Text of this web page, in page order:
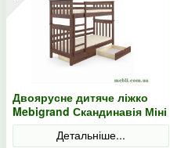
Двоярусне дитяче ліжко
Mebigrand Скандинавія Міні
Горіх лісовий 90х190 з
ящикамиДетальніше...